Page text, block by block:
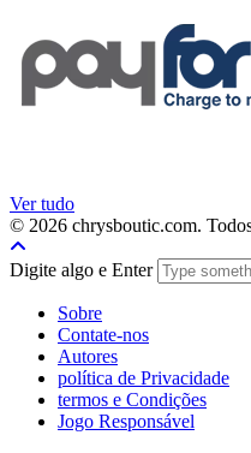
Ver tudo
© 2026 chrysboutic.com.
Digite algo e Enter
Sobre
Contate-nos
Autores
política de Privacidade
termos e Condições
Jogo Responsável